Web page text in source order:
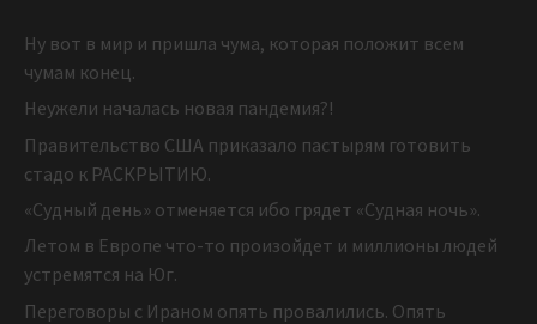
Ну вот в мир и пришла чума, которая положит всем
чумам конец.
Неужели началась новая пандемия?!
Правительство США приказало пастырям готовить
стадо к РАСКРЫТИЮ.
«Судный день» отменяется ибо грядет «Судная ночь».
Летом в Европе что-то произойдет и миллионы людей
устремятся на Юг.
Переговоры с Ираном опять провалились. Опять